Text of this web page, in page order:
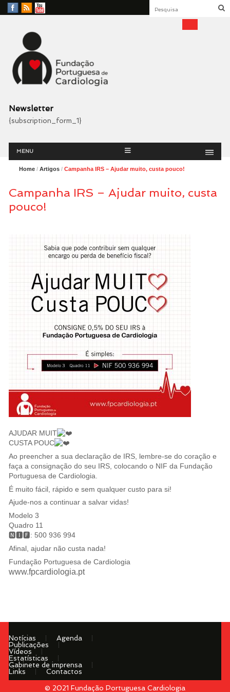
Facebook
RSS
YouTube
Fundação Portuguesa
Cardiologia
Newsletter
{subscription_form_1}
Menu
MENU
Home/ Artigos/ Campanha IRS – Ajudar muito, custa pouco!
Campanha IRS – Ajudar muito, custa
pouco!
AJUDAR MUIT
CUSTA POUC
Ao preencher a sua declaração de IRS, lembre-se do coração e
faça a consignação do seu IRS, colocando o NIF da Fundação
Portuguesa de Cardiologia.
É muito fácil, rápido e sem qualquer custo para si!
Ajude-nos a continuar a salvar vidas!
Modelo 3
Quadro 11
🅽🅸🅵: 500 936 994
Afinal, ajudar não custa nada!
Fundação Portuguesa de Cardiologia
www.fpcardiologia.pt
Notícias
Agenda
Publicações
Vídeos
Estatísticas
Gabinete de imprensa
Links
Contactos
© 2021 Fundação Portuguesa Cardiologia